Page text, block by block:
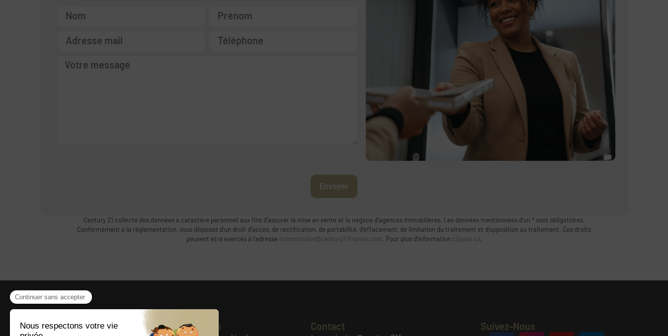
Envoyer
Century 21 collecte des données à caractère personnel aux fins d’assurer la mise en vente et la négoce d’agences immobilières. Les données mentionnées d’un * sont obligatoires.
Conformément à la règlementation, vous disposez d’un droit d’accès, de rectification, de portabilité, d’effacement, de limitation du traitement et d’opposition au traitement. Ces droits
peuvent être exercés à l’adresse transmission@century21france.com. Pour plus d’information cliquez ici.
Présentation Liens Contact Suivez-Nous